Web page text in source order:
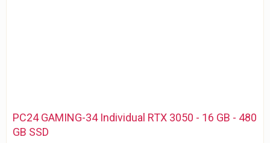
PC24 GAMING-34 Individual RTX 3050 - 16 GB - 480
GB SSD